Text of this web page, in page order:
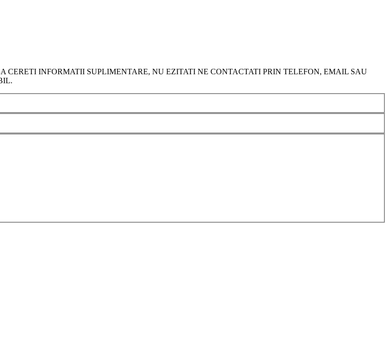
INFORMATII SUPLIMENTARE, NU EZITATI NE CONTACTATI PRIN TELEFON, EMAIL SAU